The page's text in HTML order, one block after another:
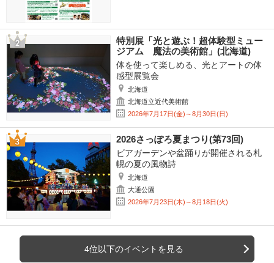
特別展「光と遊ぶ！超体験型ミュー
ジアム 魔法の美術館」(北海道)
体を使って楽しめる、光とアートの体
感型展覧会
北海道
北海道立近代美術館
2026年7月17日(金)～8月30日(日)
2026さっぽろ夏まつり(第73回)
ビアガーデンや盆踊りが開催される札
幌の夏の風物詩
北海道
大通公園
2026年7月23日(木)～8月18日(火)
4位以下のイベントを見る